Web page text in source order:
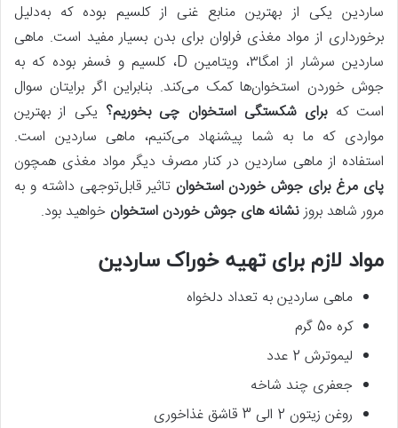
ساردین یکی از بهترین منابع غنی از کلسیم بوده که به‌دلیل
برخورداری از مواد مغذی فراوان برای بدن بسیار مفید است. ماهی
ساردین سرشار از امگا۳، ویتامین D، کلسیم و فسفر بوده که به
جوش خوردن استخوان‌ها کمک می‌کند. بنابراین اگر برایتان سوال
است کهبرای شکستگی استخوان چی بخوریم؟ یکی از بهترین
مواردی که ما به شما پیشنهاد می‌کنیم، ماهی ساردین است.
استفاده از ماهی ساردین در کنار مصرف دیگر مواد مغذی همچون
پای مرغ برای جوش خوردن استخوان تاثیر قابل‌توجهی داشته و به
مرور شاهد بروزنشانه‌ های جوش خوردن استخوان خواهید بود.
مواد لازم برای تهیه خوراک ساردین
ماهی ساردین به تعداد دلخواه
کره 50 گرم
لیموترش 2 عدد
جعفری چند شاخه
روغن زیتون 2 الی 3 قاشق غذاخوری